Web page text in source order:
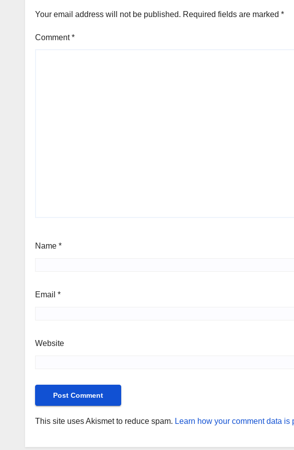
Your email address will not be published. Required fields are marked *
Comment*
Name *
Email *
Website
This site uses Akismet to reduce spam. Learn how your comment data is